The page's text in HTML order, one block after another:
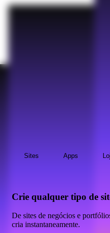
Sites Apps
Crie qualquer tipo de
De sites de negócios e
cria instantaneamente.